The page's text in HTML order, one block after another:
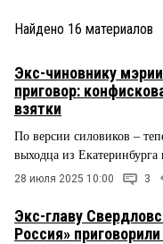
ПРОИСШЕСТВИЯ
СТИЛЬ ЖИЗНИ
Найдено 16 материалов
Экс-чиновнику
приговор:
взятки
По версии силовиков –
выходца из
28 июля 2025 10:00 3
Экс-главу
Россия»